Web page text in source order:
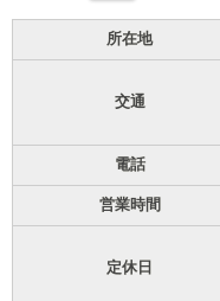
所在地
交通
電話
営業時間
定休日